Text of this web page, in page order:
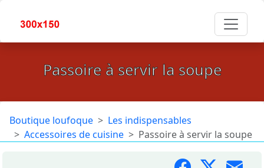
Passoire à servir la soupe
Boutique loufoque
Les indispensables
Accessoires de cuisine
Passoire à servir la soupe